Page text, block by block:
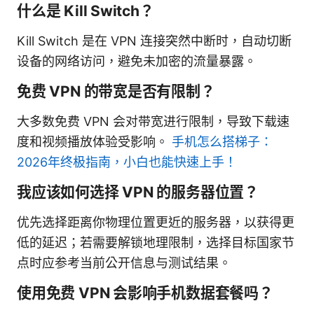
什么是 Kill Switch？
Kill Switch 是在 VPN 连接突然中断时，自动切断
设备的网络访问，避免未加密的流量暴露。
免费 VPN 的带宽是否有限制？
大多数免费 VPN 会对带宽进行限制，导致下载速
度和视频播放体验受影响。 手机怎么搭梯子：
2026年终极指南，小白也能快速上手！
我应该如何选择 VPN 的服务器位置？
优先选择距离你物理位置更近的服务器，以获得更
低的延迟；若需要解锁地理限制，选择目标国家节
点时应参考当前公开信息与测试结果。
使用免费 VPN 会影响手机数据套餐吗？